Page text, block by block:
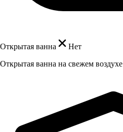
Открытая ванна
Нет
Открытая ванна на свежем воздухе